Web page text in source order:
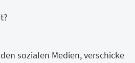
sozialen Medien, verschicke